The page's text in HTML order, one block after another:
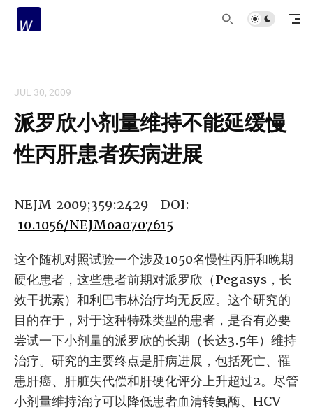
JUL 30, 2009
派罗欣小剂量维持不能延缓慢
性丙肝患者疾病进展
NEJM 2009;359:2429 DOI:
10.1056/NEJMoa0707615
这个随机对照试验一个涉及1050名慢性丙肝和晚期
硬化患者，这些患者前期对派罗欣（Pegasys，长
效干扰素）和利巴韦林治疗均无反应。这个研究的
目的在于，对于这种特殊类型的患者，是否有必要
尝试一下小剂量的派罗欣的长期（长达3.5年）维持
治疗。研究的主要终点是肝病进展，包括死亡、罹
患肝癌、肝脏失代偿和肝硬化评分上升超过2。尽管
小剂量维持治疗可以降低患者血清转氨酶、HCV